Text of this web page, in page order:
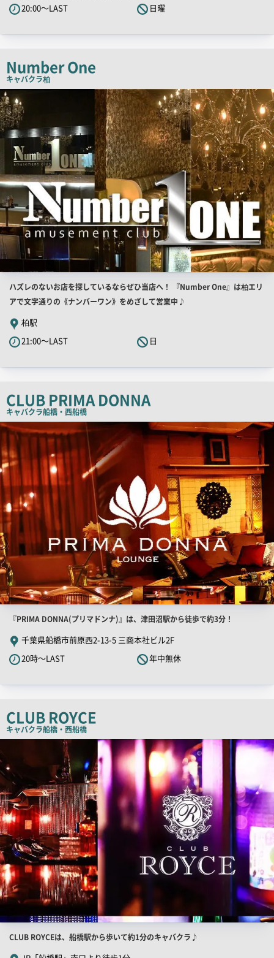
ャ
チ
ピ
ー
20:00～LAST
日曜
Number One
キャバクラ柏
店
舗
PR
画
像
店
舗
PR
キ
ャ
ピ
ー
ハズレのないお店を探しているならぜひ当店へ！ 『Number One』は柏エリ
アで文字通りの《ナンバーワン》をめざして営業中♪
柏駅
21:00～LAST
日
CLUB PRIMA DONNA
キャバクラ船橋・西船橋
店
舗
画
像
店
舗
PR
キ
コ
ピ
『PRIMA DONNA(プリマドンナ)』は、津田沼駅から徒歩で約3分！
千葉県船橋市前原西2-13-5 三商本社ビル2F
20時～LAST
年中無休
CLUB ROYCE
キャバクラ船橋・西船橋
舗
PR
画
像
店
舗
CLUB ROYCEは、船橋駅から歩いて約1分のキャバクラ♪